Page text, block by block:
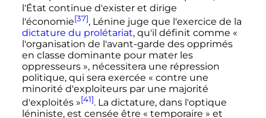
l'État continue d'exister et dirige
l'économie[37], Lénine juge que l'exercice de la
dictature du prolétariat, qu'il définit comme «
l'organisation de l'avant-garde des opprimés
en classe dominante pour mater les
oppresseurs », nécessitera une répression
politique, qui sera exercée « contre une
minorité d'exploiteurs par une majorité
d'exploités »[41]. La dictature, dans l'optique
léniniste, est censée être « temporaire » et